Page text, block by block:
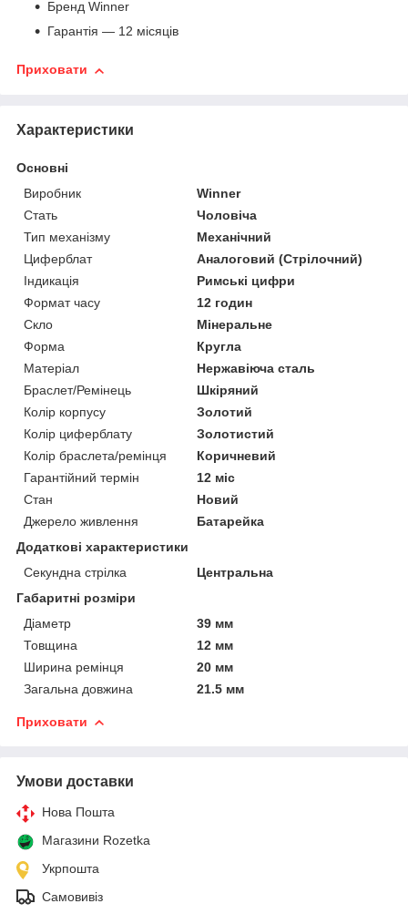
Бренд Winner
Гарантія — 12 місяців
Приховати
Характеристики
Основні
Виробник
Winner
Стать
Чоловіча
Тип механізму
Механічний
Циферблат
Аналоговий (Стрілочний)
Індикація
Римські цифри
Формат часу
12 годин
Скло
Мінеральне
Форма
Кругла
Матеріал
Нержавіюча сталь
Браслет/Ремінець
Шкіряний
Колір корпусу
Золотий
Колір циферблату
Золотистий
Колір браслета/ремінця
Коричневий
Гарантійний термін
12 міс
Стан
Новий
Джерело живлення
Батарейка
Додаткові характеристики
Секундна стрілка
Центральна
Габаритні розміри
Діаметр
39 мм
Товщина
12 мм
Ширина ремінця
20 мм
Загальна довжина
21.5 мм
Приховати
Умови доставки
Нова Пошта
Магазини Rozetka
Укрпошта
Самовивіз